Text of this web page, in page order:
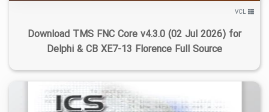
VCL
Download TMS FNC Core v4.3.0 (02 Jul 2026) for
Delphi & CB XE7-13 Florence Full Source